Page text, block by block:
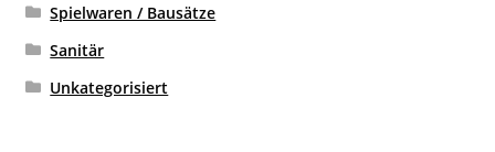
Spielwaren / Bausätze
Sanitär
Unkategorisiert